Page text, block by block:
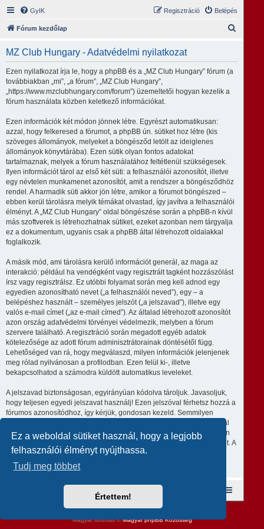
Ez a weboldal sütiket használ, hogy a legjobb
felhasználói élményt nyújthassa.
Tudj meg többet
Értettem!
GyIK Belépés
Regisztráció
Fórum kezdőlap
MZ Club Hungary - Adatvédelmi nyilatkozat
Ezen nyilatkozat írja le, hogy a phpBB és a „MZ Club Hungary” fórum (a
továbbiakban „mi”, „a fórum”, „MZ Club Hungary”,
„https://www.mzclubhungary.com/forum”) üzemeltetői hogyan kezelik a
fórum használata közben keletkező információkat.
Ezen információk két módon jönnek létre. Egyrészt automatikusan:
azzal, hogy felkeresed a fórumot, a phpBB ún. sütiket hoz létre (kis
szöveges állományok, melyeket a böngésződ letölt az ideiglenes
állományok könyvtárába). Ezen sütik olyan fontos adatokat
tartalmaznak, melyek a fórum használatához feltétlenül szükségesek.
Ilyen információt tárol az első két süti: a felhasználói azonosítót, illetve
egy névtelen munkamenet azonosítót, amit a rendszer a böngésződhöz
rendel. A harmadik süti akkor jön létre, amikor a fórumot böngészed –
ebben kerül tárolásra melyik témákat olvastad, így javítva a felhasználói
élményt. A „MZ Club Hungary” oldal böngészése során a phpBB-n kívül
más szoftverek is létrehozhatnak sütiket, ezeket azonban nem tárgyalja
ez a dokumentum, ugyanis csak a phpBB által létrehozott oldalakkal
foglalkozik.
A másik mód, ami tárolásra kerülő információt generál, az maga az
interakció: például ha vendégként vagy regisztrált tagként hozzászólást
írsz vagy regisztrálsz. Ez utóbbi folyamat során meg kell adnod egy
egyedien azonosítható nevet („a felhasználói neved”), egy – a
belépéshez használt – személyes jelszót („a jelszavad”), illetve egy
valós e-mail címet („az e-mail címed”). Az általad létrehozott azonosítót
azon ország adatvédelmi törvényei védelmezik, melyben a fórum
szervere található. A regisztráció során megadott egyéb adatok
kötelezősége az adott fórum adminisztrátorainak döntésétől függ.
Lehetőséged van rá, hogy megválaszd, milyen információk jelenjenek
meg rólad nyilvánosan a profilodban. Ezen felül ki-, illetve
bekapcsolhatod a számodra küldött automatikus leveleket.
A jelszavad biztonságosan, egyirányúan kódolva tároljuk. Javasoljuk,
hogy teljesen egyedi jelszavat használj! Ezen jelszóval férhetsz hozzá a
fórumos azonosítódhoz, így kérjük, gondosan kezeld. Semmilyen
körülmények közt ne add ki harmadik személynek, még ha az az oldal
üzemeltetője is, vagy ha a phpBB-vel kapcsolatban kérik! Amennyiben
elfelejted a jelszavad, használd az „Elfelejtettem a jelszavam” funkciót. A
rendszer kérni fogja a felhasználóneved és az e-mail címed, majd
generálni fog egy új jelszót, így újra használhatod az azonosítód.
Semi_Deus
Magyar fordítás ©Magyar phpBB Közösség